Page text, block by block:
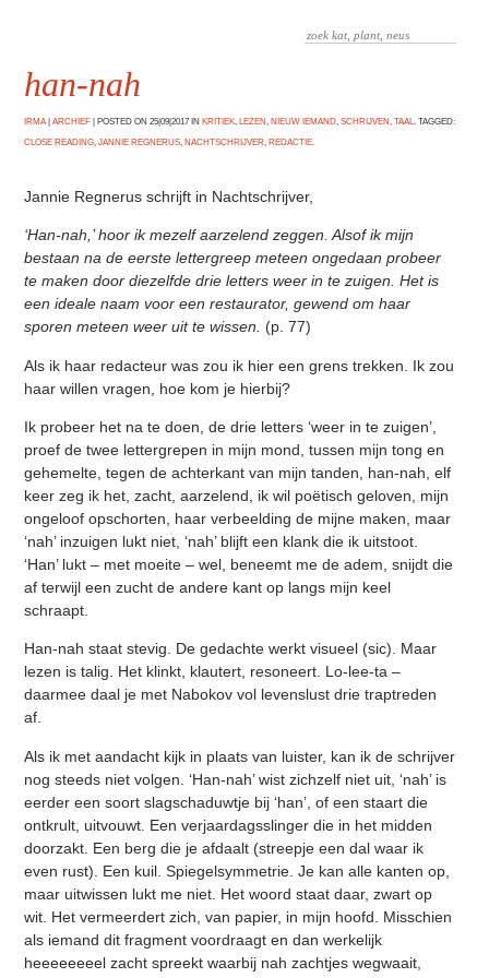
han-nah
IRMA|ARCHIEF POSTED ON 25|09|2017 IN KRITIEK, LEZEN, NIEUW IEMAND,SCHRIJVEN,TAAL. TAGGED:
CLOSE READING,JANNIE REGNERUS, NACHTSCHRIJVER, REDACTIE.
Jannie Regnerus schrijft in Nachtschrijver,
‘Han-nah,’ hoor ik mezelf aarzelend zeggen. Alsof ik mijn
bestaan na de eerste lettergreep meteen ongedaan probeer
te maken door diezelfde drie letters weer in te zuigen. Het is
een ideale naam voor een restaurator, gewend om haar
sporen meteen weer uit te wissen. (p. 77)
Als ik haar redacteur was zou ik hier een grens trekken. Ik zou
haar willen vragen, hoe kom je hierbij?
Ik probeer het na te doen, de drie letters ‘weer in te zuigen’,
proef de twee lettergrepen in mijn mond, tussen mijn tong en
gehemelte, tegen de achterkant van mijn tanden, han-nah, elf
keer zeg ik het, zacht, aarzelend, ik wil poëtisch geloven, mijn
ongeloof opschorten, haar verbeelding de mijne maken, maar
‘nah’ inzuigen lukt niet, ‘nah’ blijft een klank die ik uitstoot.
‘Han’ lukt – met moeite – wel, beneemt me de adem, snijdt die
af terwijl een zucht de andere kant op langs mijn keel
schraapt.
Han-nah staat stevig. De gedachte werkt visueel (sic). Maar
lezen is talig. Het klinkt, klautert, resoneert. Lo-lee-ta –
daarmee daal je met Nabokov vol levenslust drie traptreden
af.
Als ik met aandacht kijk in plaats van luister, kan ik de schrijver
nog steeds niet volgen. ‘Han-nah’ wist zichzelf niet uit, ‘nah’ is
eerder een soort slagschaduwtje bij ‘han’, of een staart die
ontkrult, uitvouwt. Een verjaardagsslinger die in het midden
doorzakt. Een berg die je afdaalt (streepje een dal waar ik
even rust). Een kuil. Spiegelsymmetrie.Je kan alle kanten op,
maar uitwissen lukt me niet. Het woord staat daar, zwart op
wit. Het vermeerdert zich, van papier, in mijn hoofd. Misschien
als iemand dit fragment voordraagt en dan werkelijk
heeeeeeeel zacht spreekt waarbij nah zachtjes wegwaait,